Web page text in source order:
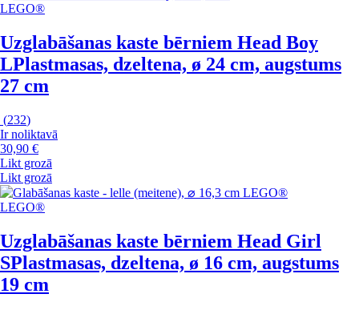
LEGO®
Uzglabāšanas kaste bērniem Head Boy
LPlastmasas, dzeltena, ø 24 cm, augstums
27 cm
(232)
Ir noliktavā
30,90 €
Likt grozā
Likt grozā
LEGO®
Uzglabāšanas kaste bērniem Head Girl
SPlastmasas, dzeltena, ø 16 cm, augstums
19 cm